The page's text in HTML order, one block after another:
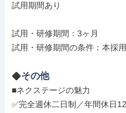
試用期間あり
試用・研修期間：3ヶ月
その他
■ネクステージの魅力
✅完全週休二日制／年間休日